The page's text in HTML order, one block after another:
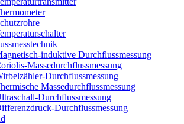
induktive Durchflussmessung
Massedurchflussmessung
Durchflussmessung
Massedurchflussmessung
Durchflussmessung
Durchflussmessung